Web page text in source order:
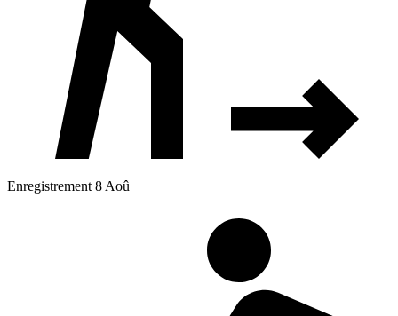
Enregistrement 8 Aoû